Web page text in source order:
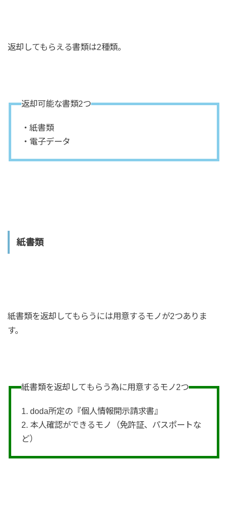
返却してもらえる書類は2種類。
返却可能な書類2つ
・紙書類
・電子データ
紙書類
紙書類を返却してもらうには用意するモノが2つありま
す。
紙書類を返却してもらう為に用意するモノ2つ
1. doda所定の『個人情報開示請求書』
2. 本人確認ができるモノ（免許証、パスポートな
ど）